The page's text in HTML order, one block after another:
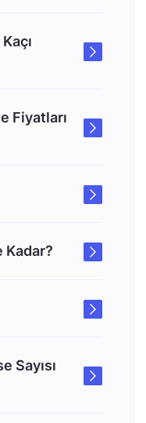
Fiyatları
Kadar?
Sayısı